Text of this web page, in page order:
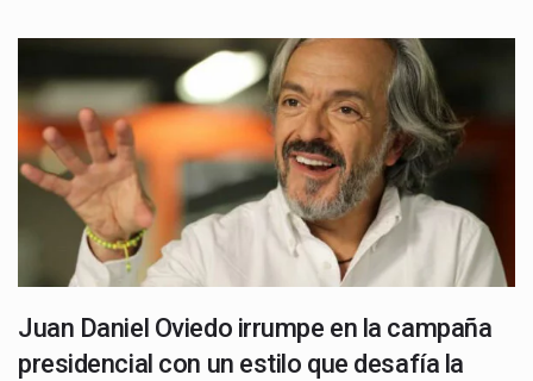
Juan Daniel Oviedo irrumpe en la campaña
presidencial con un estilo que desafía la